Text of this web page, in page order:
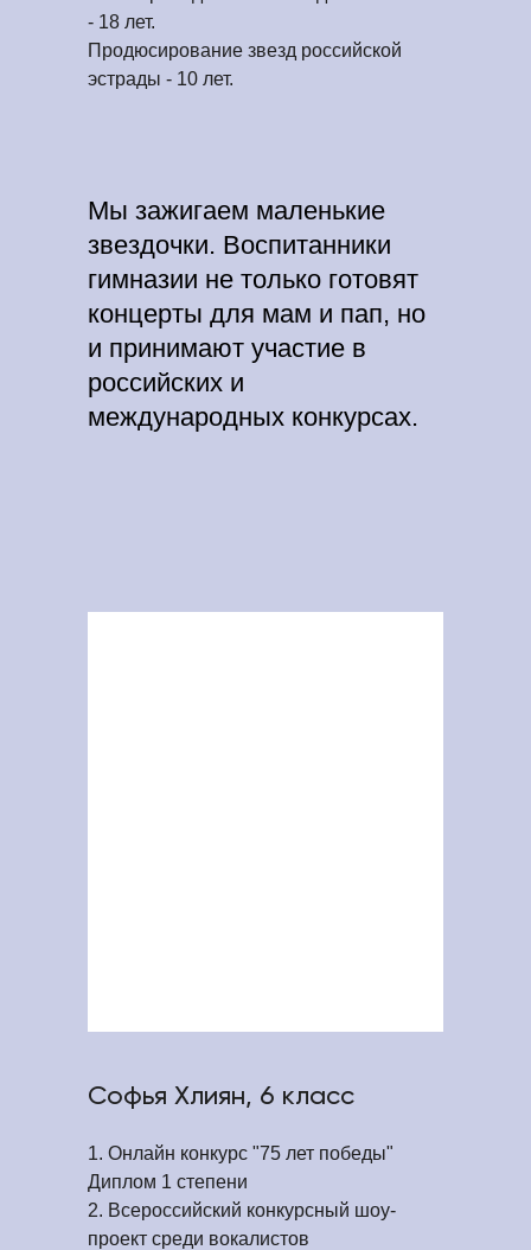
- 18 лет.
Продюсирование звезд российской
эстрады - 10 лет.
Мы зажигаем маленькие
звездочки. Воспитанники
гимназии не только готовят
концерты для мам и пап, но
и принимают участие в
российских и
международных конкурсах.
Софья Хлиян, 6 класс
1. Онлайн конкурс "75 лет победы"
Диплом 1 степени
2. Всероссийский конкурсный шоу-
проект среди вокалистов